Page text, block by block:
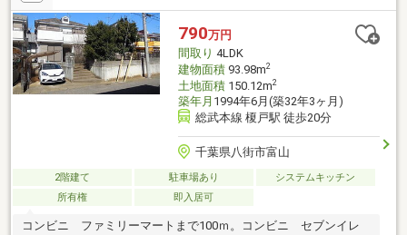
790万円
間取り 4LDK
建物面積93.98m2
土地面積150.12m2
築年月 1994年6月(築32年3ヶ月)
総武本線 榎戸駅 徒歩20分
千葉県八街市富山
2階建て 駐車場あり
システムキッチン
所有権
即入居可
コンビニ ファミリーマートまで100ｍ。コンビニ セブンイレ